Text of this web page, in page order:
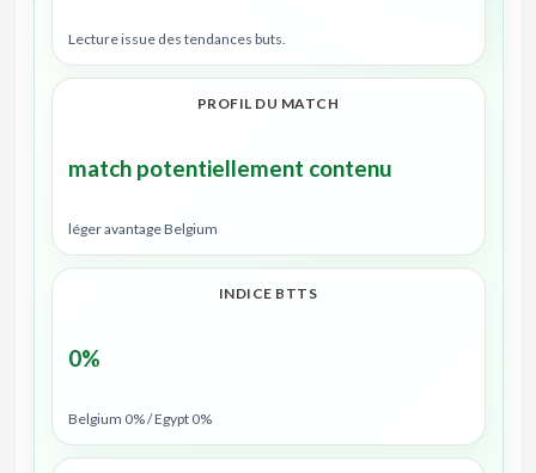
Lecture issue des tendances buts.
PROFIL DU MATCH
match potentiellement contenu
léger avantage Belgium
INDICE BTTS
0%
Belgium 0% / Egypt 0%